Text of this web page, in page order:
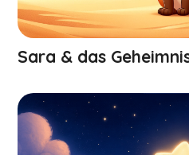
Sara & das